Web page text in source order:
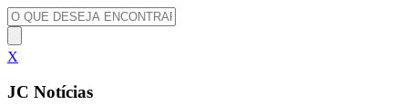
X
JC Notícias